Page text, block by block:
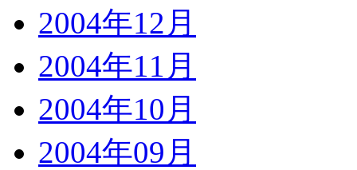
2004年12月
2004年11月
2004年10月
2004年09月